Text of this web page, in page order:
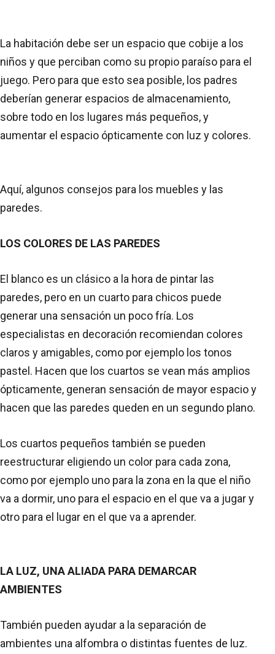
La habitación debe ser un espacio que cobije a los
niños y que perciban como su propio paraíso para el
juego. Pero para que esto sea posible, los padres
deberían generar espacios de almacenamiento,
sobre todo en los lugares más pequeños, y
aumentar el espacio ópticamente con luz y colores.
Aquí, algunos consejos para los muebles y las
paredes.
LOS COLORES DE LAS PAREDES
El blanco es un clásico a la hora de pintar las
paredes, pero en un cuarto para chicos puede
generar una sensación un poco fría. Los
especialistas en decoración recomiendan colores
claros y amigables, como por ejemplo los tonos
pastel. Hacen que los cuartos se vean más amplios
ópticamente, generan sensación de mayor espacio y
hacen que las paredes queden en un segundo plano.
Los cuartos pequeños también se pueden
reestructurar eligiendo un color para cada zona,
como por ejemplo uno para la zona en la que el niño
va a dormir, uno para el espacio en el que va a jugar y
otro para el lugar en el que va a aprender.
LA LUZ, UNA ALIADA PARA DEMARCAR
AMBIENTES
También pueden ayudar a la separación de
ambientes una alfombra o distintas fuentes de luz.